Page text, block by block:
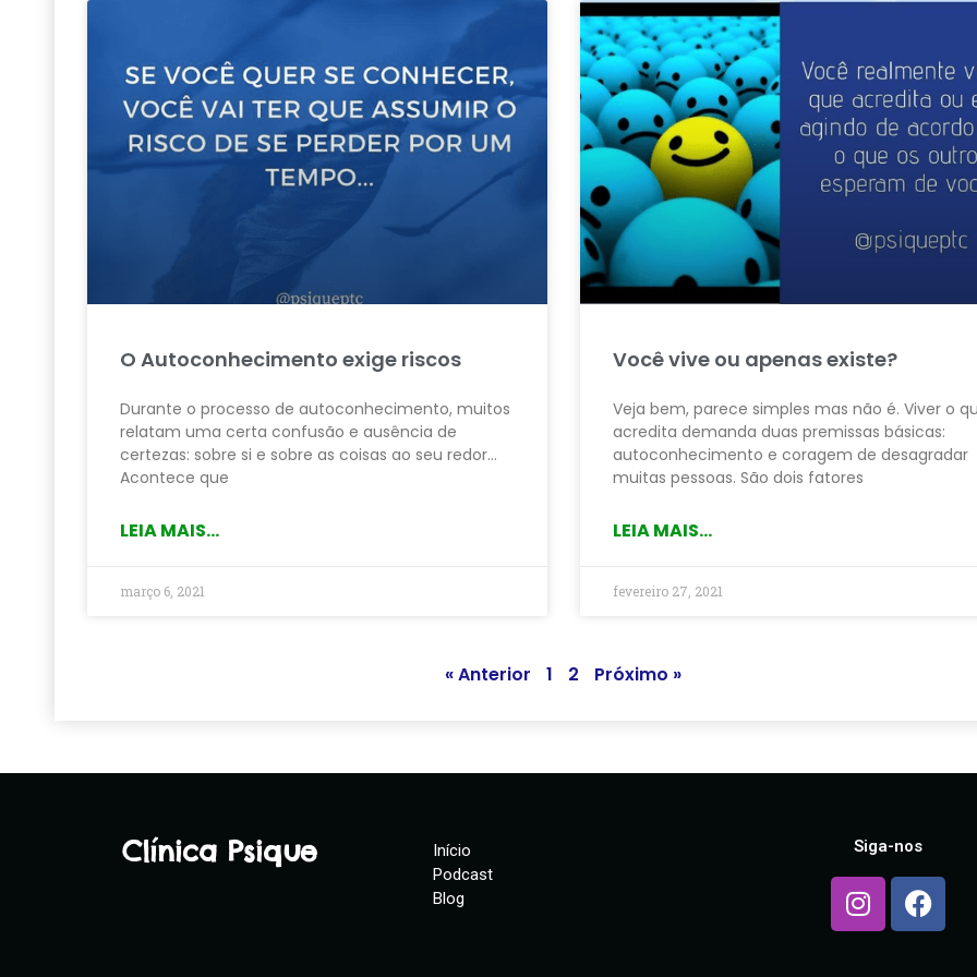
O Autoconhecimento exige riscos
Durante o processo de autoconhecimento, muitos
relatam uma certa confusão e ausência de
certezas: sobre si e sobre as coisas ao seu redor…
Acontece que
LEIA MAIS...
março 6, 2021
Você vive ou apenas existe?
Veja bem, parece simples mas não é. Viver o
acredita demanda duas premissas básicas:
autoconhecimento e coragem de desagradar
muitas pessoas. São dois fatores
LEIA MAIS...
fevereiro 27, 2021
« Anterior 1 2 Próximo »
Clínica Psique
Início
Podcast
Blog
Siga-nos